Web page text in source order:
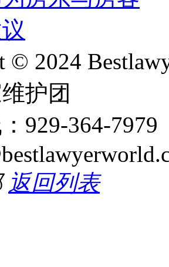
© 2024
护团
929-364-
返回列表